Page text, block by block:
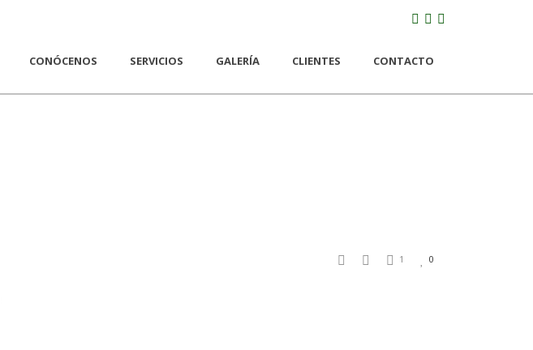
CONÓCENOS SERVICIOS GALERÍA CLIENTES CONTACTO
0
1